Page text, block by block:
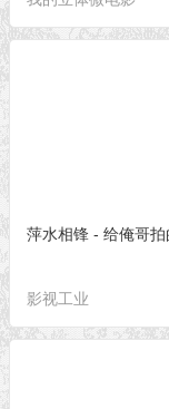
萍水相锋 - 给俺哥拍
影视工业